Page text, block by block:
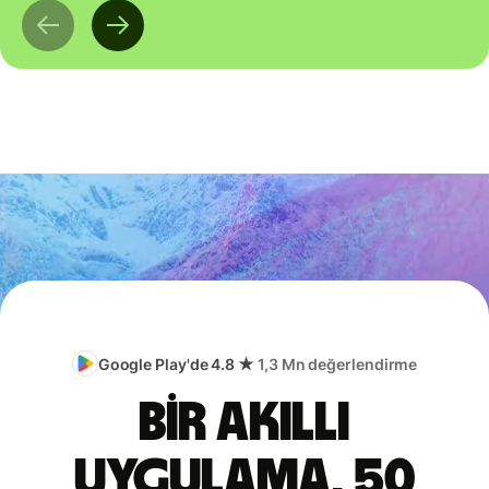
Google Play'de 4.8 ★ 1,3 Mn değerlendirme
Bir akıllı